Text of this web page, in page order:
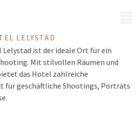
LELYSTAD
Lelystad ist der ideale Ort für ein
Mit stilvollen Räumen und
das Hotel zahlreiche
für geschäftliche Shootings, Porträts